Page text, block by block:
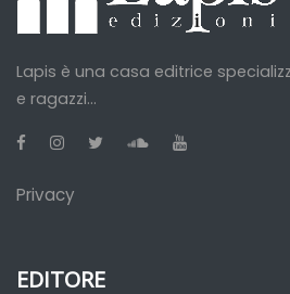
Lapis è una casa editrice
e ragazzi...
Privacy
EDITORE